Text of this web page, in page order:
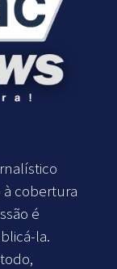
cobertura
é
la.